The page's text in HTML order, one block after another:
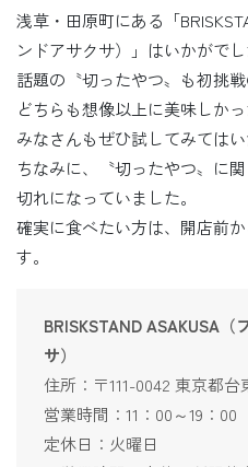
浅草・田原町にある「
ンドアサクサ）」はいかがでし
話題の〝切ったやつ〟も初挑
どちらも想像以上に美味しかっ
みなさんもぜひ試してみてはい
ちなみに、〝切ったやつ〟に
切れになっていました。
確実に食べたい方は、開店前
す。
BRISKSTAND ASAKUSA
サ）
住所：〒111-0042 東京都台
営業時間：11：00～19：00
定休日：火曜日